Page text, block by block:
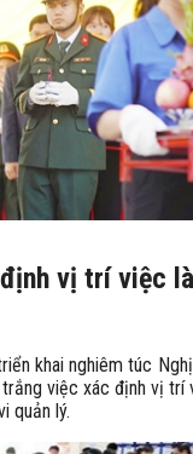
vị trí việc
khai nghiêm túc
việc xác định vị trí
quản lý.